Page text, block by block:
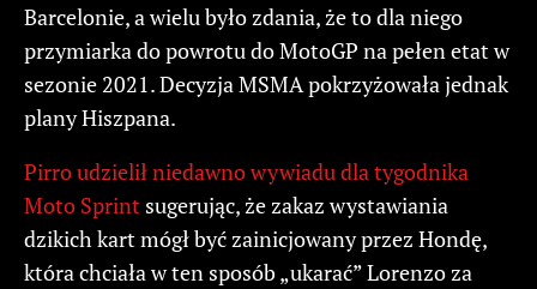
Barcelonie, a wielu było zdania, że to dla niego
przymiarka do powrotu do MotoGP na pełen etat w
sezonie 2021. Decyzja MSMA pokrzyżowała jednak
plany Hiszpana.
Pirro udzielił niedawno wywiadu dla tygodnika
Moto Sprint sugerując, że zakaz wystawiania
dzikich kart mógł być zainicjowany przez Hondę,
która chciała w ten sposób „ukarać” Lorenzo za